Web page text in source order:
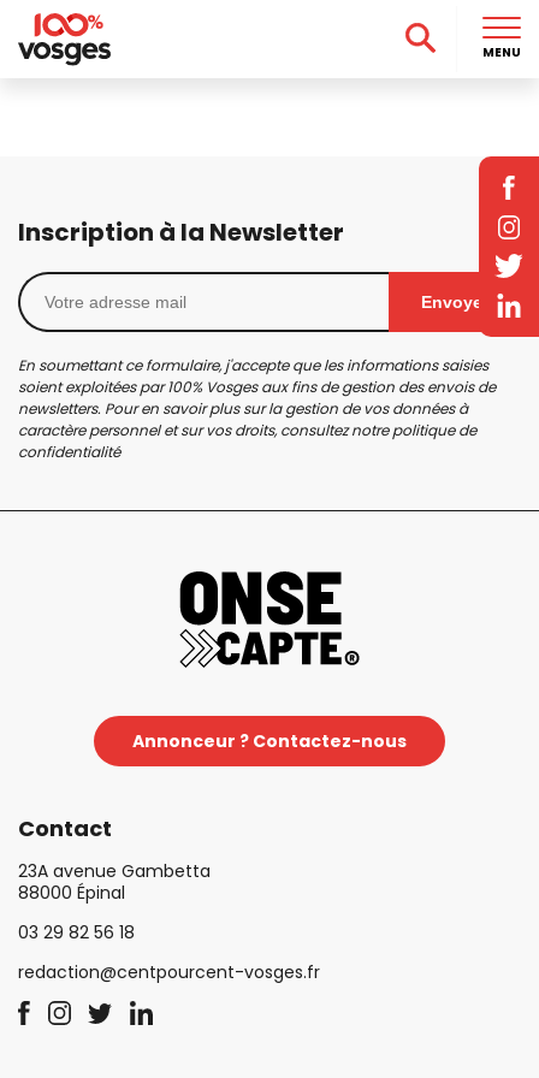
Inscription à la Newsletter
Envoyer
En soumettant ce formulaire, j'accepte que les informations saisies
soient exploitées par 100% Vosges aux fins de gestion des envois de
newsletters. Pour en savoir plus sur la gestion de vos données à
caractère personnel et sur vos droits, consultez notrepolitique de
confidentialité
Annonceur ? Contactez-nous
Contact
23A avenue Gambetta
88000 Épinal
03 29 82 56 18
redaction@centpourcent-vosges.fr
MENU